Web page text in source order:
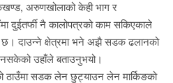
अरुणखोलाको केही भाग र
दुईतर्फी नै कालोपत्रको काम सकिएकाले
दाउन्ने क्षेत्रमा भने अझै सडक ढलानको
उहाँले बताउनुभयो।
ठाउँमा सडक लेन छुट्याउन लेन मार्किङको